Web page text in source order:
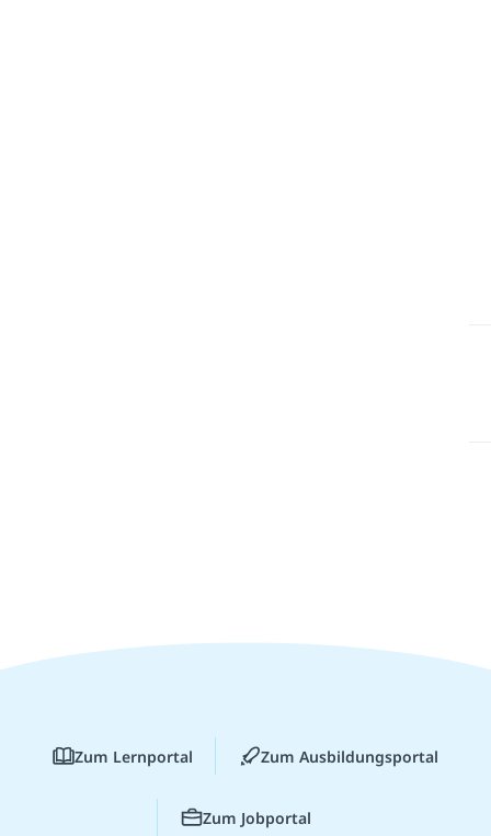
Zum Lernportal Zum Ausbildungsportal
Zum Jobportal